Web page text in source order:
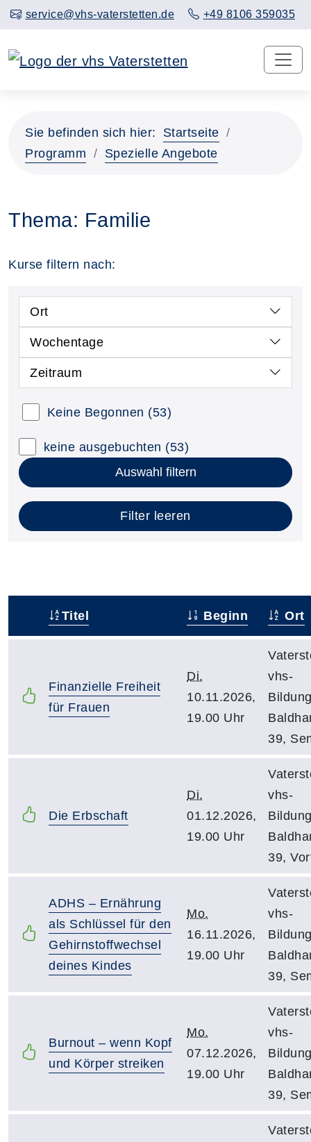
service@vhs-vaterstetten.de +49 8106 359035
Sie befinden sich hier:
Startseite
Programm
Spezielle Angebote
Thema: Familie
Kurse filtern nach:
Ort
Wochentage
Zeitraum
Keine Begonnen (53)
keine ausgebuchten (53)
Auswahl filtern
Filter leeren
Titel Beginn Ort
Finanzielle Freiheit
für Frauen
Di.
10.11.2026,
19.00 Uhr
vhs-
39,
Die Erbschaft
Di.
01.12.2026,
19.00 Uhr
vhs-
39,
ADHS – Ernährung
als Schlüssel für den
Gehirnstoffwechsel
deines Kindes
Mo.
16.11.2026,
19.00 Uhr
vhs-
39,
Burnout – wenn Kopf
und Körper streiken
Mo.
07.12.2026,
19.00 Uhr
vhs-
39,